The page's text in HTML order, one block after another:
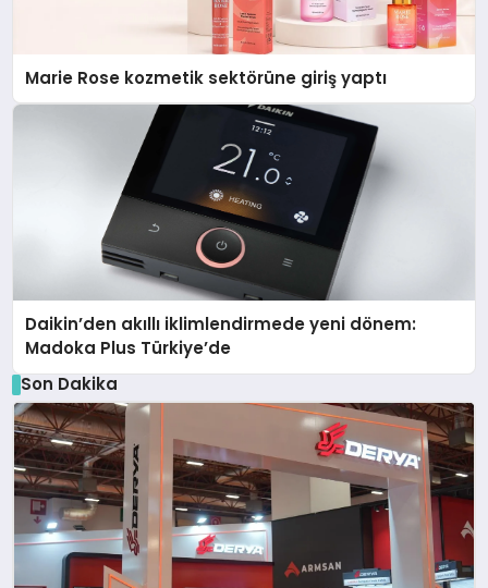
Marie Rose kozmetik sektörüne giriş yaptı
Daikin’den akıllı iklimlendirmede yeni dönem:
Madoka Plus Türkiye’de
Son Dakika